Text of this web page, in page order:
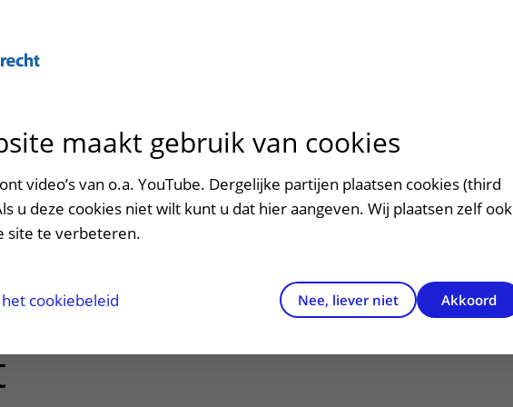
patiëntportaal
het ziekenhuis
en voorzieningen
en veiligheid
Contact en route
Contactgegevens
Verwijzers
Teleconsult aanvragen
Zorgverlenersportaal
bij
na
van de
maakt gebruik van cookies
video’s van o.a. YouTube. Dergelijke partijen plaatsen cookies (third
u deze cookies niet wilt kunt u dat hier aangeven. Wij plaatsen zelf ook
site te verbeteren.
cookiebeleid Nee, liever niet Akkoord